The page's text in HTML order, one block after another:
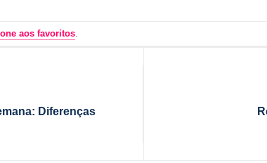
aos favoritos
Diferenças